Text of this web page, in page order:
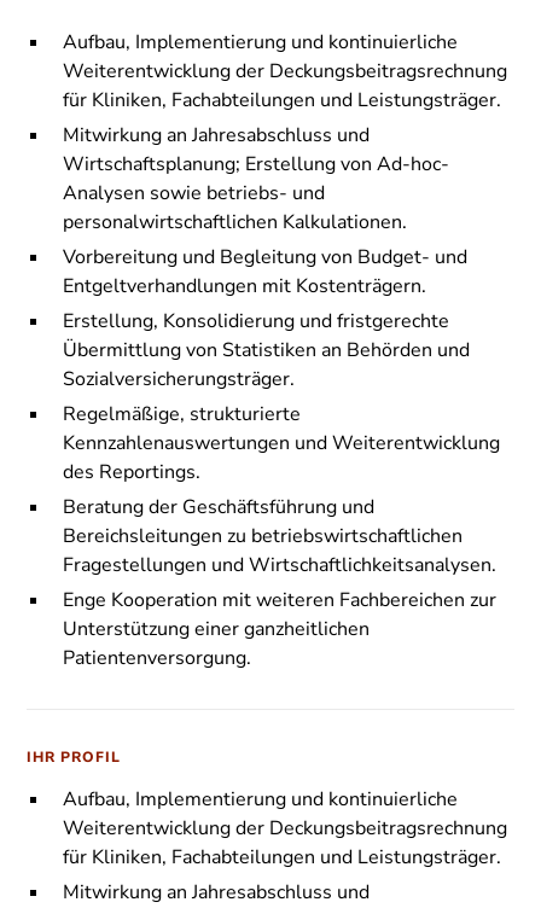
Aufbau, Implementierung und kontinuierliche
Weiterentwicklung der Deckungsbeitragsrechnung
für Kliniken, Fachabteilungen und Leistungsträger.
Mitwirkung an Jahresabschluss und
Wirtschaftsplanung; Erstellung von Ad-hoc-
Analysen sowie betriebs- und
personalwirtschaftlichen Kalkulationen.
Vorbereitung und Begleitung von Budget- und
Entgeltverhandlungen mit Kostenträgern.
Erstellung, Konsolidierung und fristgerechte
Übermittlung von Statistiken an Behörden und
Sozialversicherungsträger.
Regelmäßige, strukturierte
Kennzahlenauswertungen und Weiterentwicklung
des Reportings.
Beratung der Geschäftsführung und
Bereichsleitungen zu betriebswirtschaftlichen
Fragestellungen und Wirtschaftlichkeitsanalysen.
Enge Kooperation mit weiteren Fachbereichen zur
Unterstützung einer ganzheitlichen
Patientenversorgung.
IHR PROFIL
Aufbau, Implementierung und kontinuierliche
Weiterentwicklung der Deckungsbeitragsrechnung
für Kliniken, Fachabteilungen und Leistungsträger.
Mitwirkung an Jahresabschluss und